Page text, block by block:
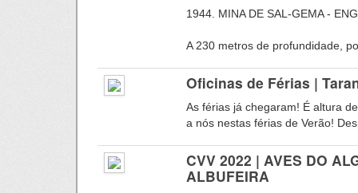
1944. MINA DE SAL-GEMA -
A 230 metros de profundidade,
Oficinas de Férias |
As férias já chegaram! É altura
a nós nestas férias de Verão!
CVV 2022 | AVES DO
ALBUFEIRA